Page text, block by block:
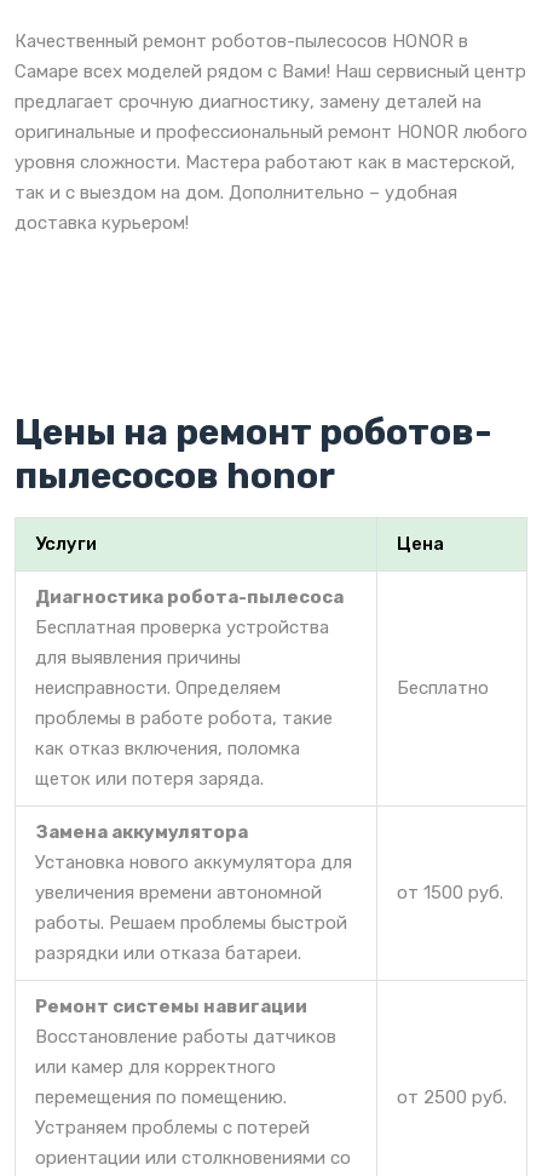
Качественный ремонт роботов-пылесосов HONOR в
Самаре всех моделей рядом с Вами! Наш сервисный центр
предлагает срочную диагностику, замену деталей на
оригинальные и профессиональный ремонт HONOR любого
уровня сложности. Мастера работают как в мастерской,
так и с выездом на дом. Дополнительно – удобная
доставка курьером!
Цены на ремонт роботов-
пылесосов honor
Услуги Цена
Диагностика робота-пылесоса
Бесплатная проверка устройства
для выявления причины
неисправности. Определяем
проблемы в работе робота, такие
как отказ включения, поломка
щеток или потеря заряда.
Бесплатно
Замена аккумулятора
Установка нового аккумулятора для
увеличения времени автономной
работы. Решаем проблемы быстрой
разрядки или отказа батареи.
от 1500 руб.
Ремонт системы навигации
Восстановление работы датчиков
или камер для корректного
перемещения по помещению.
Устраняем проблемы с потерей
ориентации или столкновениями со
от 2500 руб.